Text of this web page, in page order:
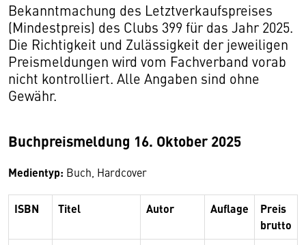
Bekanntmachung des Letztverkaufspreises
(Mindestpreis) des Clubs 399 für das Jahr 2025.
Die Richtigkeit und Zulässigkeit der jeweiligen
Preismeldungen wird vom Fachverband vorab
nicht kontrolliert. Alle Angaben sind ohne
Gewähr.
Buchpreismeldung 16. Oktober 2025
Medientyp: Buch, Hardcover
ISBN Titel Autor Auflage
Preis
brutto